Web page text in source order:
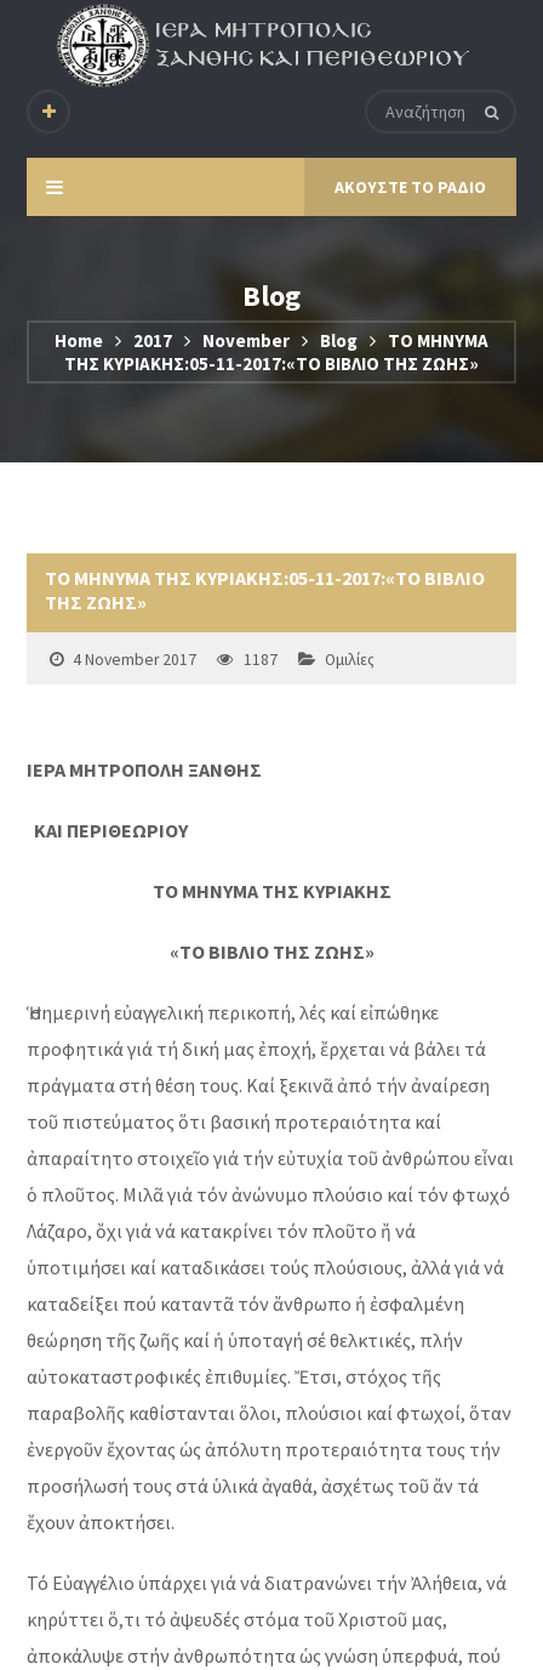
ΑΚΟΥΣΤΕ ΤΟ ΡΑΔΙΟ
Blog
Home 2017 November Blog
ΤΟ ΜΗΝΥΜΑ
ΤΗΣ ΚΥΡΙΑΚΗΣ:05-11-2017:«ΤΟ ΒΙΒΛΙΟ ΤΗΣ ΖΩΗΣ»
ΤΟ ΜΗΝΥΜΑ ΤΗΣ ΚΥΡΙΑΚΗΣ:05-11-2017:«ΤΟ ΒΙΒΛΙΟ
ΤΗΣ ΖΩΗΣ»
4 November 2017 1187 Ομιλίες
ΙΕΡΑ ΜΗΤΡΟΠΟΛΗ ΞΑΝΘΗΣ
ΚΑΙ ΠΕΡΙΘΕΩΡΙΟΥ
ΤΟ ΜΗΝΥΜΑ ΤΗΣ ΚΥΡΙΑΚΗΣ
«ΤΟ ΒΙΒΛΙΟ ΤΗΣ ΖΩΗΣ»
Ἡ σημερινή εὐαγγελική περικοπή, λές καί εἰπώθηκε
προφητικά γιά τή δική μας ἐποχή, ἔρχεται νά βάλει τά
πράγματα στή θέση τους. Καί ξεκινᾶ ἀπό τήν ἀναίρεση
τοῦ πιστεύματος ὅτι βασική προτεραιότητα καί
ἀπαραίτητο στοιχεῖο γιά τήν εὐτυχία τοῦ ἀνθρώπου εἶναι
ὁ πλοῦτος. Μιλᾶ γιά τόν ἀνώνυμο πλούσιο καί τόν φτωχό
Λάζαρο, ὄχι γιά νά κατακρίνει τόν πλοῦτο ἤ νά
ὑποτιμήσει καί καταδικάσει τούς πλούσιους, ἀλλά γιά νά
καταδείξει πού καταντᾶ τόν ἄνθρωπο ἡ ἐσφαλμένη
θεώρηση τῆς ζωῆς καί ἡ ὑποταγή σέ θελκτικές, πλήν
αὐτοκαταστροφικές ἐπιθυμίες. Ἔτσι, στόχος τῆς
παραβολῆς καθίστανται ὅλοι, πλούσιοι καί φτωχοί, ὅταν
ἐνεργοῦν ἔχοντας ὡς ἀπόλυτη προτεραιότητα τους τήν
προσήλωσή τους στά ὑλικά ἀγαθά, ἀσχέτως τοῦ ἄν τά
ἔχουν ἀποκτήσει.
Τό Εὐαγγέλιο ὑπάρχει γιά νά διατρανώνει τήν Ἀλήθεια, νά
κηρύττει ὅ,τι τό ἀψευδές στόμα τοῦ Χριστοῦ μας,
ἀποκάλυψε στήν ἀνθρωπότητα ὡς γνώση ὑπερφυά, πού